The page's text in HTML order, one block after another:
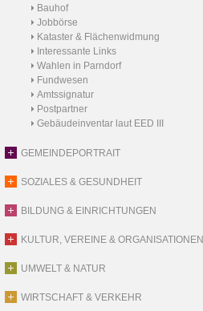
Bauhof
Jobbörse
Kataster & Flächenwidmung
Interessante Links
Wahlen in Parndorf
Fundwesen
Amtssignatur
Postpartner
Gebäudeinventar laut EED III
GEMEINDEPORTRAIT
SOZIALES & GESUNDHEIT
BILDUNG & EINRICHTUNGEN
KULTUR, VEREINE & ORGANISATIONEN
UMWELT & NATUR
WIRTSCHAFT & VERKEHR